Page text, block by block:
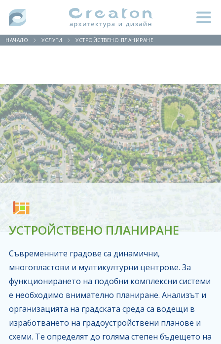
НАЧАЛО УСЛУГИ УСТРОЙСТВЕНО ПЛАНИРАНЕ
УСТРОЙСТВЕНО ПЛАНИРАНЕ
Съвременните градове са динамични,
многопластови и мултикултурни центрове. За
функционирането на подобни комплексни системи
е необходимо внимателно планиране. Анализът и
организацията на градската среда са водещи в
изработването на градоустройствени планове и
схеми. Те определят до голяма степен бъдещето на